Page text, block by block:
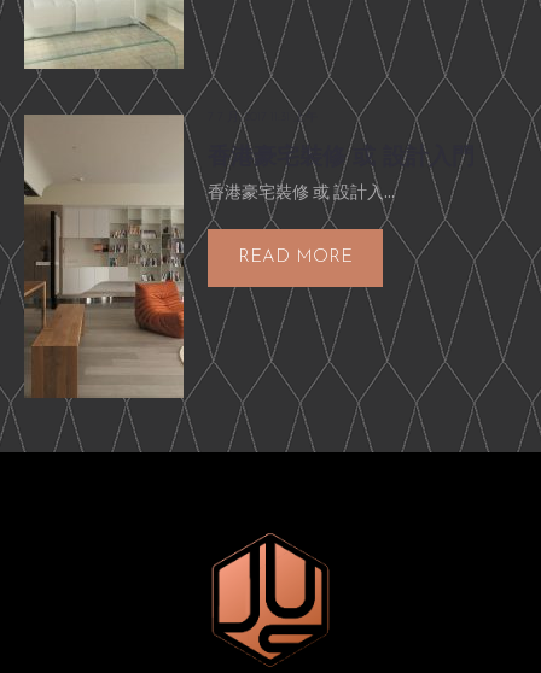
7 7 月, 2017 11:31 上午
香港豪宅裝修 或 設計入門
香港豪宅裝修 或 設計入...
READ MORE